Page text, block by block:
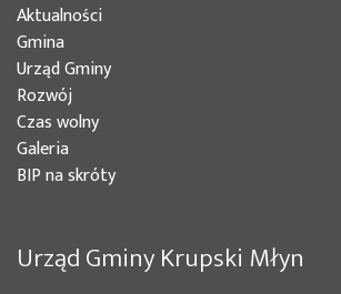
Aktualności
Gmina
Urząd Gminy
Rozwój
Czas wolny
Galeria
BIP na skróty
Urząd Gminy Krupski Młyn